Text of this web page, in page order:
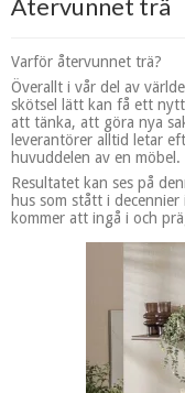
Varför återvunnet trä?
Överallt i vår del av
skötsel lätt kan få ett
att tänka, att göra nya
leverantörer alltid letar
huvuddelen av en möbel.
Resultatet kan ses på
hus som stått i
kommer att ingå i och